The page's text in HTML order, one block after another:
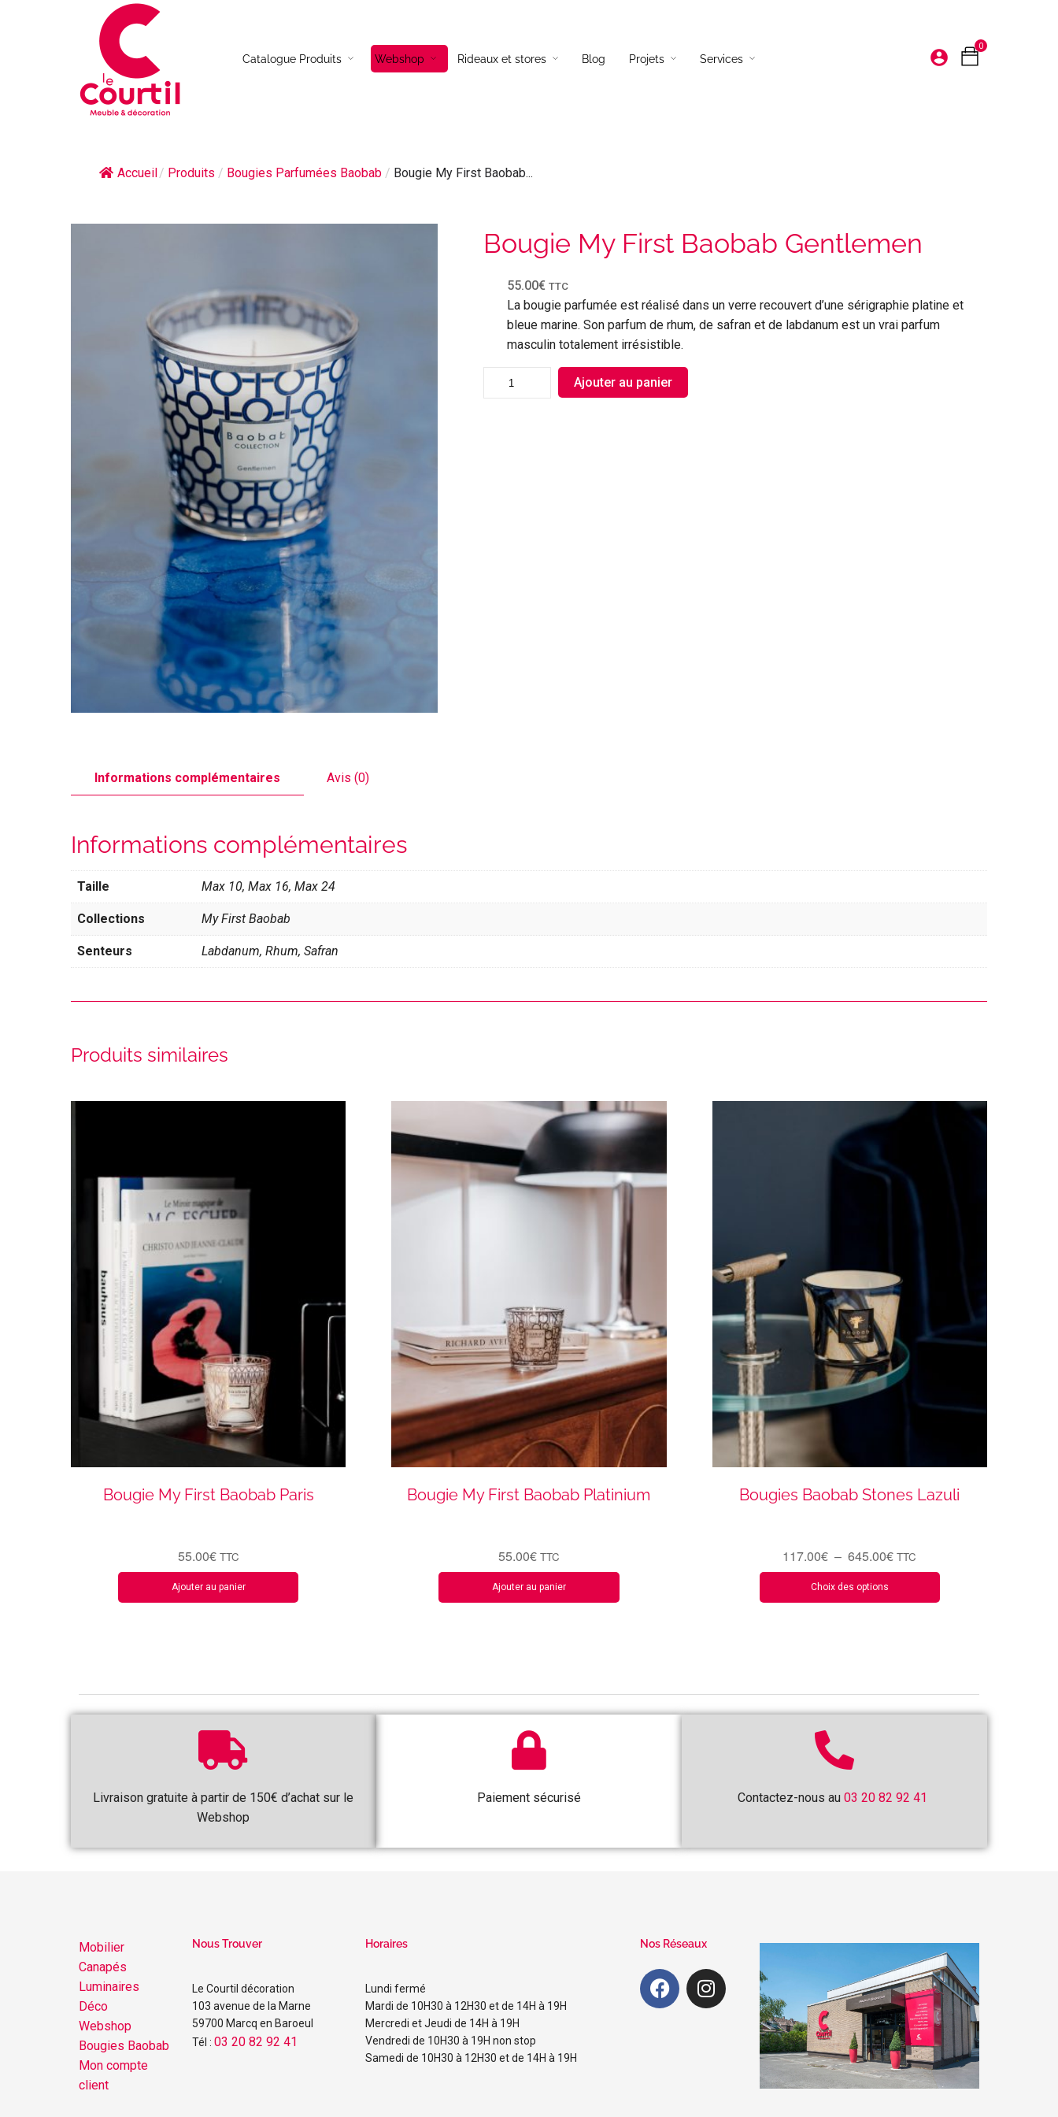
Catalogue Produits
Table de repas
Table basse Canapés d’angles
Tapis
Webshop Rideaux et stores Blog Projets Services account_circle
0
Accueil/ Produits / Bougies Parfumées Baobab / Bougie My First Baobab...
Bougie My First Baobab Gentlemen
55.00€ TTC
La bougie parfumée est réalisé dans un verre recouvert d’une sérigraphie platine et
bleue marine. Son parfum de rhum, de safran et de labdanum est un vrai parfum
masculin totalement irrésistible.
Ajouter au panier
Informations complémentaires Avis (0)
Informations complémentaires
Taille Max 10, Max 16, Max 24
Collections My First Baobab
Senteurs Labdanum, Rhum, Safran
Produits similaires
Bougie My First Baobab Paris
55.00€ TTC
Ajouter au panier
Bougie My First Baobab Platinium
55.00€ TTC
Ajouter au panier
Bougies Baobab Stones Lazuli
117.00€ – 645.00€ TTC
Choix des options
Livraison gratuite à partir de 150€ d’achat sur le
Webshop
Paiement sécurisé Contactez-nous au03 20 82 92 41
Mobilier
Canapés
Luminaires
Déco
Webshop
Bougies Baobab
Mon compte
client
Nous Trouver
Le Courtil décoration
103 avenue de la Marne
59700 Marcq en Baroeul
Tél : 03 20 82 92 41
Horaires
Lundi fermé
Mardi de 10H30 à 12H30 et de 14H à 19H
Mercredi et Jeudi de 14H à 19H
Vendredi de 10H30 à 19H non stop
Samedi de 10H30 à 12H30 et de 14H à 19H
Nos Réseaux